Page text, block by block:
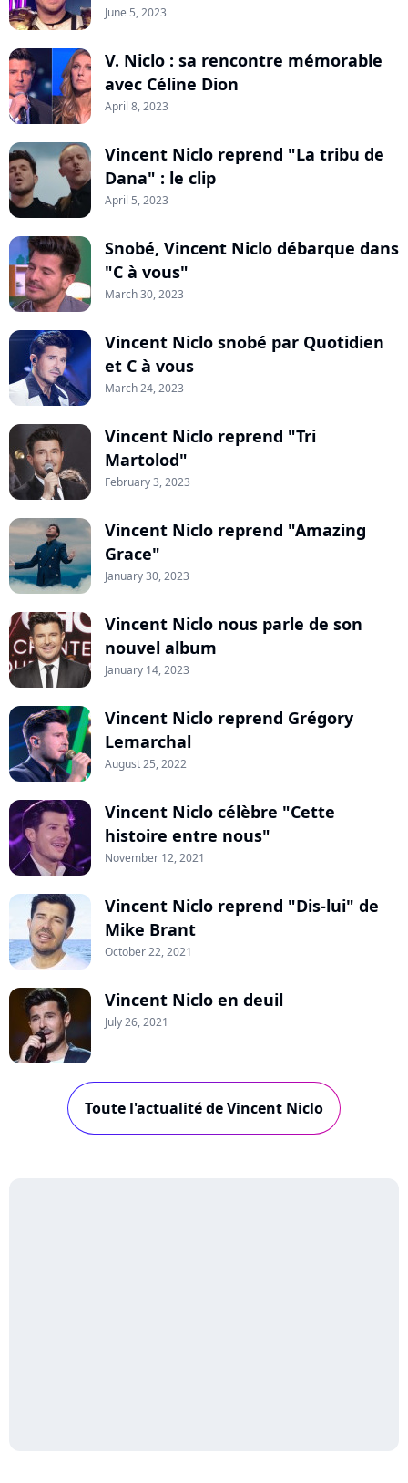
June 5, 2023
V. Niclo : sa rencontre mémorable
avec Céline Dion
April 8, 2023
Vincent Niclo reprend "La tribu de
Dana" : le clip
April 5, 2023
Snobé, Vincent Niclo débarque dans
"C à vous"
March 30, 2023
Vincent Niclo snobé par Quotidien
et C à vous
March 24, 2023
Vincent Niclo reprend "Tri
Martolod"
February 3, 2023
Vincent Niclo reprend "Amazing
Grace"
January 30, 2023
Vincent Niclo nous parle de son
nouvel album
January 14, 2023
Vincent Niclo reprend Grégory
Lemarchal
August 25, 2022
Vincent Niclo célèbre "Cette
histoire entre nous"
November 12, 2021
Vincent Niclo reprend "Dis-lui" de
Mike Brant
October 22, 2021
Vincent Niclo en deuil
July 26, 2021
Toute l'actualité de Vincent Niclo